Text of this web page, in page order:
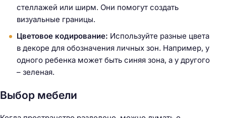
стеллажей или ширм. Они помогут создать
визуальные границы.
Цветовое кодирование: Используйте разные цвета
в декоре для обозначения личных зон. Например, у
одного ребенка может быть синяя зона, а у другого
– зеленая.
Выбор мебели